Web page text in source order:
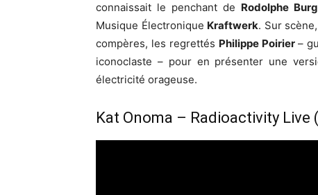
connaissait le penchant de Rodolphe
Musique Électronique Kraftwerk. Sur
compères, les regrettés Philippe Poirier–
iconoclaste – pour en présenter une
électricité orageuse.
Kat Onoma – Radioactivity Live